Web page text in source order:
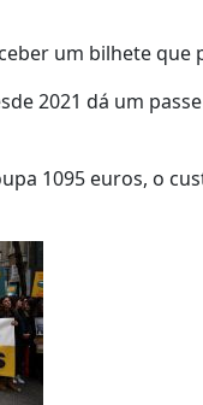
um bilhete
2021 dá um
1095 euros, o